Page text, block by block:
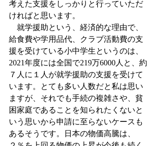
考えた支援をしっかりと行っていただ
ければと思います。
就学援助という、経済的な理由で、
給食費や学用品代、クラブ活動費の支
援を受けている小中学生というのは、
2021年度には全国で219万6000人と、約
７人に１人が就学援助の支援を受けて
います。とても多い人数だと私は思い
ますが、それでも手続の複雑さや、貧
困家庭であることを知られたくないと
いう思いから申請に至らないケースも
あるそうです。日本の物価高騰は、